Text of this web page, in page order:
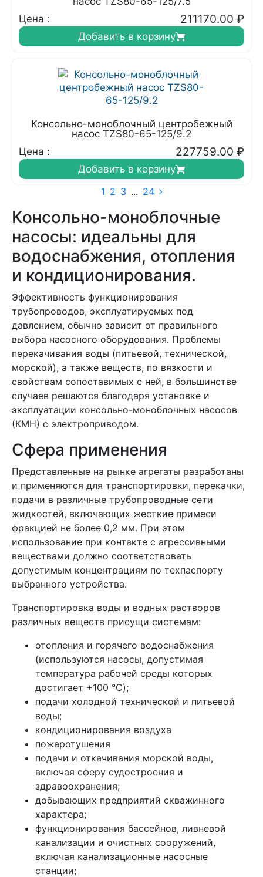
Цена :
211170.00 ₽
Добавить в корзину
Консольно-моноблочный центробежный
насос TZS80-65-125/9.2
Цена :
227759.00 ₽
Добавить в корзину
1 2 3 ... 24
Консольно-моноблочные
насосы: идеальны для
водоснабжения, отопления
и кондиционирования.
Эффективность функционирования
трубопроводов, эксплуатируемых под
давлением, обычно зависит от правильного
выбора насосного оборудования. Проблемы
перекачивания воды (питьевой, технической,
морской), а также веществ, по вязкости и
свойствам сопоставимых с ней, в большинстве
случаев решаются благодаря установке и
эксплуатации консольно-моноблочных насосов
(КМН) с электроприводом.
Сфера применения
Представленные на рынке агрегаты разработаны
и применяются для транспортировки, перекачки,
подачи в различные трубопроводные сети
жидкостей, включающих жесткие примеси
фракцией не более 0,2 мм. При этом
использование при контакте с агрессивными
веществами должно соответствовать
допустимым концентрациям по техпаспорту
выбранного устройства.
Транспортировка воды и водных растворов
различных веществ присущи системам:
отопления и горячего водоснабжения
(используются насосы, допустимая
температура рабочей среды которых
достигает +100 °C);
подачи холодной технической и питьевой
воды;
кондиционирования воздуха
пожаротушения
подачи и откачивания морской воды,
включая сферу судостроения и
здравоохранения;
добывающих предприятий скважинного
характера;
функционирования бассейнов, ливневой
канализации и очистных сооружений,
включая канализационные насосные
станции;